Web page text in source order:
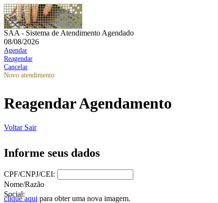
SAA - Sistema de Atendimento Agendado
08/08/2026
Agendar
Reagendar
Cancelar
Novo atendimento
Reagendar Agendamento
Voltar Sair
Informe seus dados
CPF/CNPJ/CEI:
Nome/Razão
Social:
clique aqui para obter uma nova imagem.